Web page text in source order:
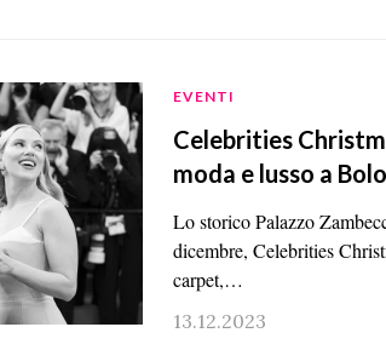
EVENTI
Celebrities
moda e lusso a
Lo storico Palazzo
dicembre, Celebrities
carpet,…
13.12.2023